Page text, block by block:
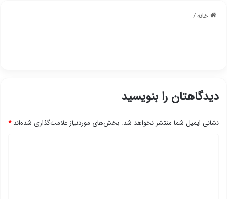
خانه/
دیدگاهتان را بنویسید
نشانی ایمیل شما منتشر نخواهد شد. بخش‌های موردنیاز علامت‌گذاری شده‌اند*